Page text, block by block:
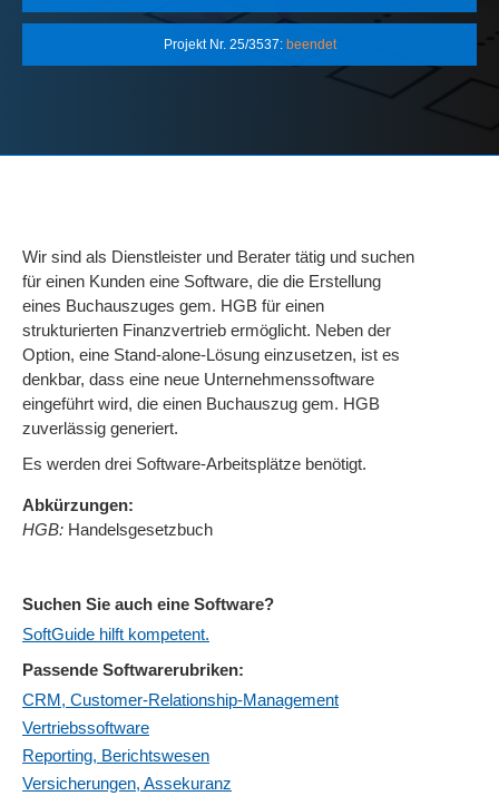
Projekt Nr. 25/3537: beendet
Suchen Sie auch eine Software?
SoftGuide hilft kompetent.
Passende Softwarerubriken:
CRM, Customer-Relationship-Management
Vertriebssoftware
Reporting, Berichtswesen
Versicherungen, Assekuranz
Wir sind als Dienstleister und Berater tätig und suchen
für einen Kunden eine Software, die die Erstellung
eines Buchauszuges gem. HGB für einen
strukturierten Finanzvertrieb ermöglicht. Neben der
Option, eine Stand-alone-Lösung einzusetzen, ist es
denkbar, dass eine neue Unternehmenssoftware
eingeführt wird, die einen Buchauszug gem. HGB
zuverlässig generiert.
Es werden drei Software-Arbeitsplätze benötigt.
Abkürzungen:
HGB: Handelsgesetzbuch